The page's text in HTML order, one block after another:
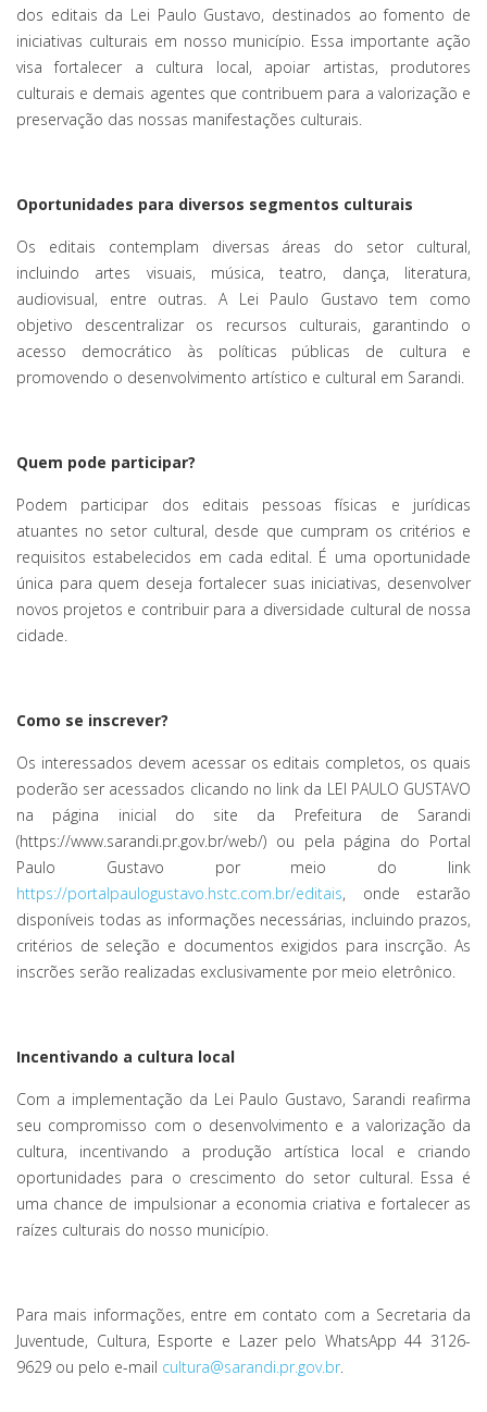
dos editais da Lei Paulo Gustavo, destinados ao fomento de
iniciativas culturais em nosso município. Essa importante ação
visa fortalecer a cultura local, apoiar artistas, produtores
culturais e demais agentes que contribuem para a valorização e
preservação das nossas manifestações culturais.
Oportunidades para diversos segmentos culturais
Os editais contemplam diversas áreas do setor cultural,
incluindo artes visuais, música, teatro, dança, literatura,
audiovisual, entre outras. A Lei Paulo Gustavo tem como
objetivo descentralizar os recursos culturais, garantindo o
acesso democrático às políticas públicas de cultura e
promovendo o desenvolvimento artístico e cultural em Sarandi.
Quem pode participar?
Podem participar dos editais pessoas físicas e jurídicas
atuantes no setor cultural, desde que cumpram os critérios e
requisitos estabelecidos em cada edital. É uma oportunidade
única para quem deseja fortalecer suas iniciativas, desenvolver
novos projetos e contribuir para a diversidade cultural de nossa
cidade.
Como se inscrever?
Os interessados devem acessar os editais completos, os quais
poderão ser acessados clicando no link da LEI PAULO GUSTAVO
na página inicial do site da Prefeitura de Sarandi
(https://www.sarandi.pr.gov.br/web/) ou pela página do Portal
Paulo Gustavo por meio do link
https://portalpaulogustavo.hstc.com.br/editais, onde estarão
disponíveis todas as informações necessárias, incluindo prazos,
critérios de seleção e documentos exigidos para inscrção. As
inscrões serão realizadas exclusivamente por meio eletrônico.
Incentivando a cultura local
Com a implementação da Lei Paulo Gustavo, Sarandi reafirma
seu compromisso com o desenvolvimento e a valorização da
cultura, incentivando a produção artística local e criando
oportunidades para o crescimento do setor cultural. Essa é
uma chance de impulsionar a economia criativa e fortalecer as
raízes culturais do nosso município.
Para mais informações, entre em contato com a Secretaria da
Juventude, Cultura, Esporte e Lazer pelo WhatsApp 44 3126-
9629 ou pelo e-mail cultura@sarandi.pr.gov.br.